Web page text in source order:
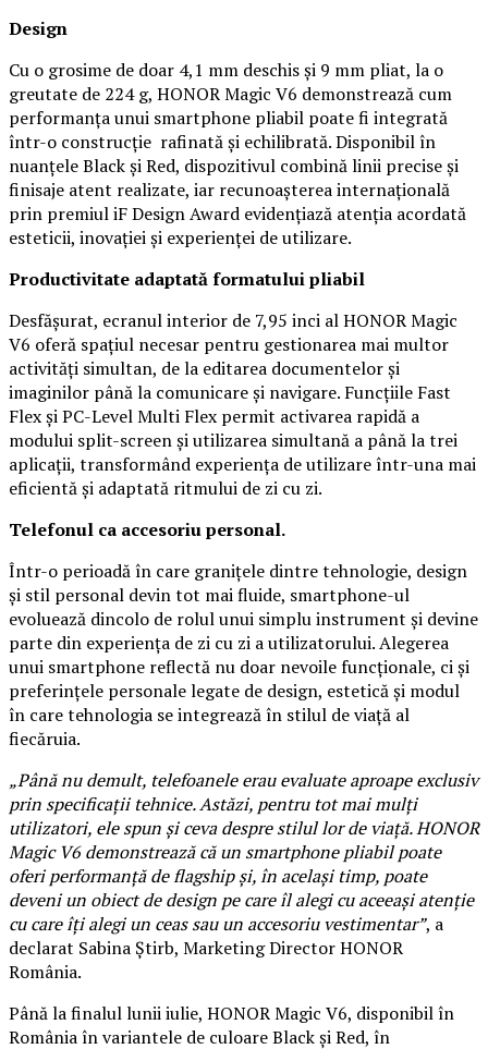
Design
Cu o grosime de doar 4,1 mm deschis și 9 mm pliat, la o
greutate de 224 g, HONOR Magic V6 demonstrează cum
performanța unui smartphone pliabil poate fi integrată
într-o construcție rafinată și echilibrată. Disponibil în
nuanțele Black și Red, dispozitivul combină linii precise și
finisaje atent realizate, iar recunoașterea internațională
prin premiul iF Design Award evidențiază atenția acordată
esteticii, inovației și experienței de utilizare.
Productivitate adaptată formatului pliabil
Desfășurat, ecranul interior de 7,95 inci al HONOR Magic
V6 oferă spațiul necesar pentru gestionarea mai multor
activități simultan, de la editarea documentelor și
imaginilor până la comunicare și navigare. Funcțiile Fast
Flex și PC-Level Multi Flex permit activarea rapidă a
modului split-screen și utilizarea simultană a până la trei
aplicații, transformând experiența de utilizare într-una mai
eficientă și adaptată ritmului de zi cu zi.
Telefonul ca accesoriu personal.
Într-o perioadă în care granițele dintre tehnologie, design
și stil personal devin tot mai fluide, smartphone-ul
evoluează dincolo de rolul unui simplu instrument și devine
parte din experiența de zi cu zi a utilizatorului. Alegerea
unui smartphone reflectă nu doar nevoile funcționale, ci și
preferințele personale legate de design, estetică și modul
în care tehnologia se integrează în stilul de viață al
fiecăruia.
„Până nu demult, telefoanele erau evaluate aproape exclusiv
prin specificații tehnice. Astăzi, pentru tot mai mulți
utilizatori, ele spun și ceva despre stilul lor de viață. HONOR
Magic V6 demonstrează că un smartphone pliabil poate
oferi performanță de flagship și, în același timp, poate
deveni un obiect de design pe care îl alegi cu aceeași atenție
cu care îți alegi un ceas sau un accesoriu vestimentar”, a
declarat Sabina Știrb, Marketing Director HONOR
România.
Până la finalul lunii iulie, HONOR Magic V6, disponibil în
România în variantele de culoare Black și Red, în